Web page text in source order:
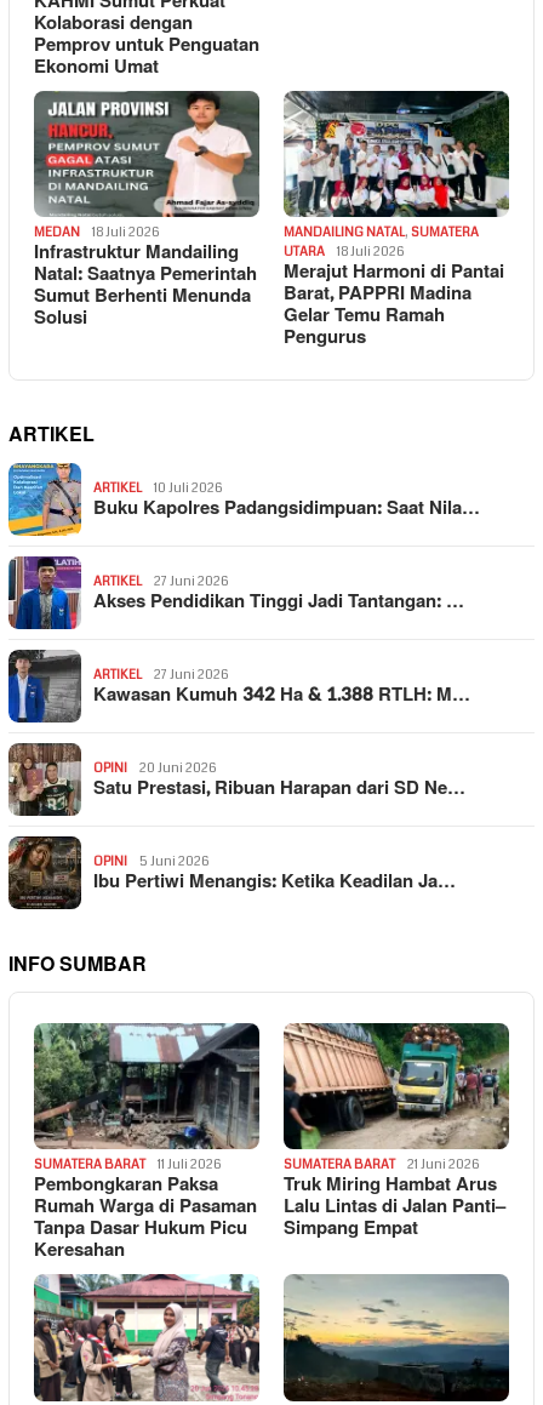
Kolaborasi dengan
Pemprov untuk Penguatan
Ekonomi Umat
MEDAN 18 Juli 2026
Infrastruktur Mandailing
Natal: Saatnya Pemerintah
Sumut Berhenti Menunda
Solusi
MANDAILING NATAL, SUMATERA
UTARA
18 Juli 2026
Merajut Harmoni di Pantai
Barat, PAPPRI Madina
Gelar Temu Ramah
Pengurus
ARTIKEL
ARTIKEL 10 Juli 2026
Buku Kapolres Padangsidimpuan: Saat Nila…
ARTIKEL 27 Juni 2026
Akses Pendidikan Tinggi Jadi Tantangan: …
ARTIKEL 27 Juni 2026
Kawasan Kumuh 342 Ha & 1.388 RTLH: M…
OPINI 20 Juni 2026
Satu Prestasi, Ribuan Harapan dari SD Ne…
OPINI 5 Juni 2026
Ibu Pertiwi Menangis: Ketika Keadilan Ja…
INFO SUMBAR
SUMATERA BARAT 11 Juli 2026
Pembongkaran Paksa
Rumah Warga di Pasaman
Tanpa Dasar Hukum Picu
Keresahan
SUMATERA BARAT 21 Juni 2026
Truk Miring Hambat Arus
Lalu Lintas di Jalan Panti–
Simpang Empat